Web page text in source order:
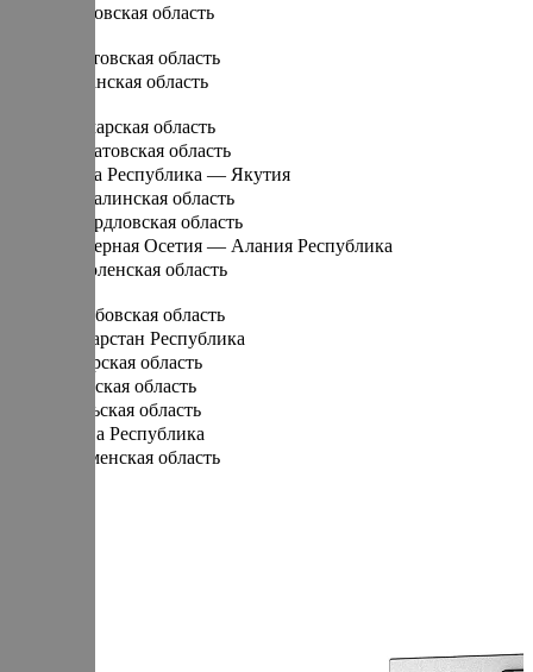
Псковская область
Ростовская область
Рязанская область
Самарская область
Саратовская область
Саха Республика — Якутия
Сахалинская область
Свердловская область
Северная Осетия — Алания Республика
Смоленская область
Тамбовская область
Татарстан Республика
Тверская область
Томская область
Тульская область
Тыва Республика
Тюменская область